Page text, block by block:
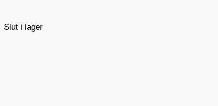
Slut i lager